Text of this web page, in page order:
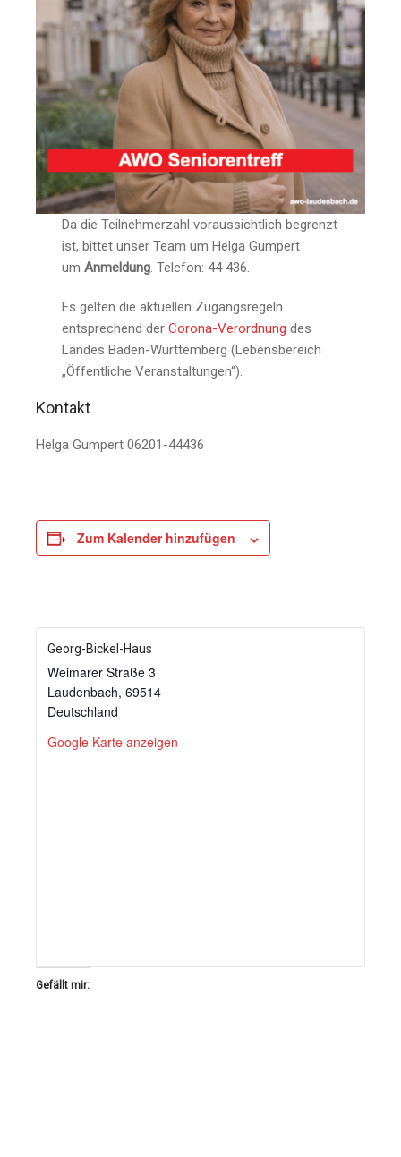
Da die Teilnehmerzahl voraussichtlich begrenzt
ist, bittet unser Team um Helga Gumpert
umAnmeldung. Telefon: 44 436.
Es gelten die aktuellen Zugangsregeln
entsprechend derCorona-Verordnung des
Landes Baden-Württemberg (Lebensbereich
„Öffentliche Veranstaltungen“).
Kontakt
Helga Gumpert 06201-44436
Zum Kalender hinzufügen
Georg-Bickel-Haus
Weimarer Straße 3
Laudenbach, 69514
Deutschland
Google Karte anzeigen
Gefällt mir: